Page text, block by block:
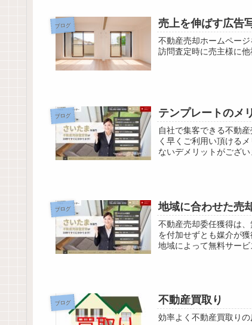
ブログ 売上を伸ばす広告
不動産売却ホームペー
訪問査定時に売主様に
ブログ テンプレートのメ
自社で集客できる不動
く早くご利用い頂ける
ないデメリットがござい
ブログ 地域に合わせた売
不動産売却委任獲得は
を付加せずとも媒介が
地域によって無料サービ
ブログ 不動産買取り
効率よく不動産買取り